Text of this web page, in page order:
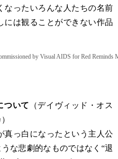
ったいろんな人たちの名前
には観ることができない作品
by Visual AIDS for Red Reminds
ついて
（デイヴィッド・オス
っ白になったという主人公
な悲劇的なものではなく“退